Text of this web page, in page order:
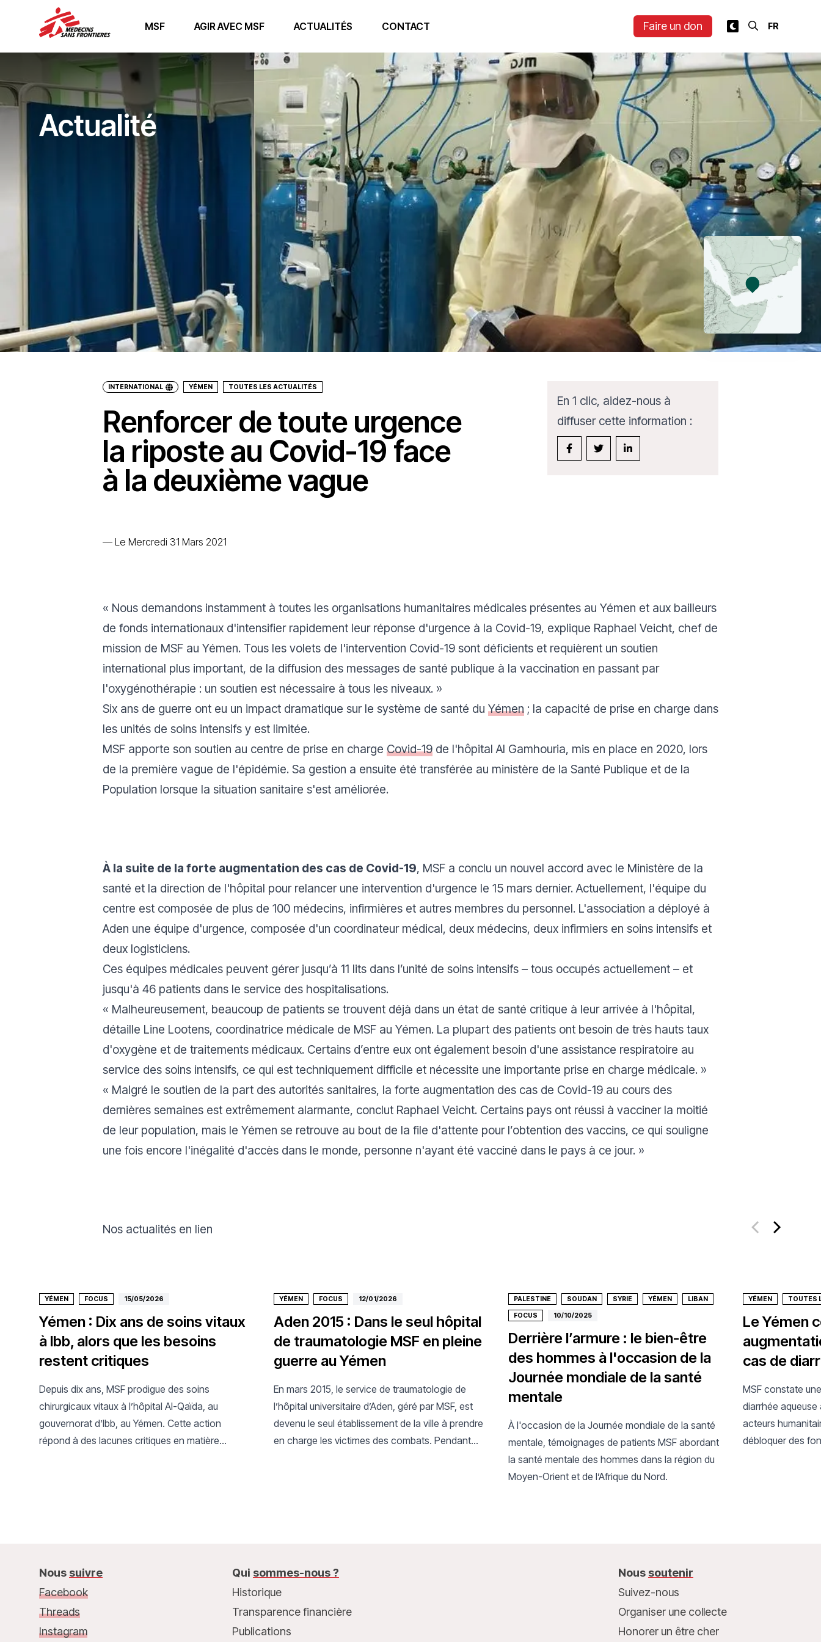
MSF AGIR AVEC MSF ACTUALITÉS CONTACT Faire un don
Actualité
INTERNATIONAL YÉMEN TOUTES LES ACTUALITÉS
Renforcer de toute urgence
la riposte au Covid-19 face
à la deuxième vague
— Le Mercredi 31 Mars 2021
En 1 clic, aidez-nous à
diffuser cette information :
« Nous demandons instamment à toutes les organisations humanitaires médicales présentes au Yémen et aux bailleurs
de fonds internationaux d'intensifier rapidement leur réponse d'urgence à la Covid-19, explique Raphael Veicht, chef de
mission de MSF au Yémen. Tous les volets de l'intervention Covid-19 sont déficients et requièrent un soutien
international plus important, de la diffusion des messages de santé publique à la vaccination en passant par
l'oxygénothérapie : un soutien est nécessaire à tous les niveaux. »
Six ans de guerre ont eu un impact dramatique sur le système de santé du Yémen ; la capacité de prise en charge dans
les unités de soins intensifs y est limitée.
MSF apporte son soutien au centre de prise en charge Covid-19 de l'hôpital Al Gamhouria, mis en place en 2020, lors
de la première vague de l'épidémie. Sa gestion a ensuite été transférée au ministère de la Santé Publique et de la
Population lorsque la situation sanitaire s'est améliorée.
À la suite de la forte augmentation des cas de Covid-19, MSF a conclu un nouvel accord avec le Ministère de la
santé et la direction de l'hôpital pour relancer une intervention d'urgence le 15 mars dernier. Actuellement, l'équipe du
centre est composée de plus de 100 médecins, infirmières et autres membres du personnel. L'association a déployé à
Aden une équipe d'urgence, composée d'un coordinateur médical, deux médecins, deux infirmiers en soins intensifs et
deux logisticiens.
Ces équipes médicales peuvent gérer jusqu’à 11 lits dans l’unité de soins intensifs – tous occupés actuellement – et
jusqu'à 46 patients dans le service des hospitalisations.
« Malheureusement, beaucoup de patients se trouvent déjà dans un état de santé critique à leur arrivée à l'hôpital,
détaille Line Lootens, coordinatrice médicale de MSF au Yémen. La plupart des patients ont besoin de très hauts taux
d'oxygène et de traitements médicaux. Certains d’entre eux ont également besoin d'une assistance respiratoire au
service des soins intensifs, ce qui est techniquement difficile et nécessite une importante prise en charge médicale. »
« Malgré le soutien de la part des autorités sanitaires, la forte augmentation des cas de Covid-19 au cours des
dernières semaines est extrêmement alarmante, conclut Raphael Veicht. Certains pays ont réussi à vacciner la moitié
de leur population, mais le Yémen se retrouve au bout de la file d'attente pour l’obtention des vaccins, ce qui souligne
une fois encore l'inégalité d'accès dans le monde, personne n'ayant été vacciné dans le pays à ce jour. »
Nos actualités en lien
YÉMEN FOCUS 15/05/2026
Yémen : Dix ans de soins vitaux
à Ibb, alors que les besoins
restent critiques
Depuis dix ans, MSF prodigue des soins
chirurgicaux vitaux à l’hôpital Al-Qaïda, au
gouvernorat d’Ibb, au Yémen. Cette action
répond à des lacunes critiques en matière
YÉMEN FOCUS 12/01/2026
Aden 2015 : Dans le seul hôpital
de traumatologie MSF en pleine
guerre au Yémen
En mars 2015, le service de traumatologie de
l’hôpital universitaire d’Aden, géré par MSF, est
devenu le seul établissement de la ville à prendre
en charge les victimes des combats. Pendant
PALESTINE SOUDAN SYRIE YÉMEN LIBAN
FOCUS 10/10/2025
Derrière l’armure : le bien-être
des hommes à l'occasion de la
Journée mondiale de la santé
mentale
À l'occasion de la Journée mondiale de la santé
mentale, témoignages de patients MSF abordant
la santé mentale des hommes dans la région du
Moyen-Orient et de l’Afrique du Nord.
YÉMEN TOUTES
Le Yémen
cas de
MSF constate
diarrhée aqueuse
acteurs
débloquer des
Nous suivre
Facebook
Threads
Instagram
Qui sommes-nous ?
Historique
Transparence financière
Publications
Nous soutenir
Suivez-nous
Organiser une collecte
Honorer un être cher